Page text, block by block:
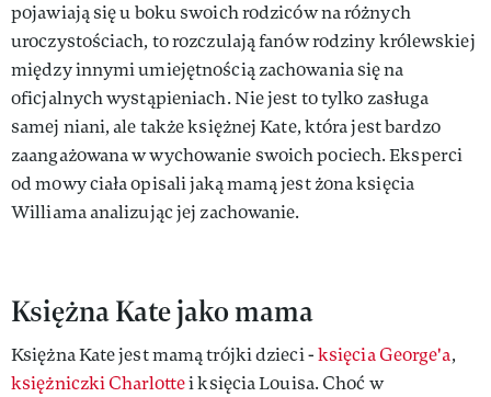
pojawiają się u boku swoich rodziców na różnych
uroczystościach, to rozczulają fanów rodziny królewskiej
między innymi umiejętnością zachowania się na
oficjalnych wystąpieniach. Nie jest to tylko zasługa
samej niani, ale także księżnej Kate, która jest bardzo
zaangażowana w wychowanie swoich pociech. Eksperci
od mowy ciała opisali jaką mamą jest żona księcia
Williama analizując jej zachowanie.
Księżna Kate jako mama
Księżna Kate jest mamą trójki dzieci -księcia George'a,
księżniczki Charlottei księcia Louisa. Choć w